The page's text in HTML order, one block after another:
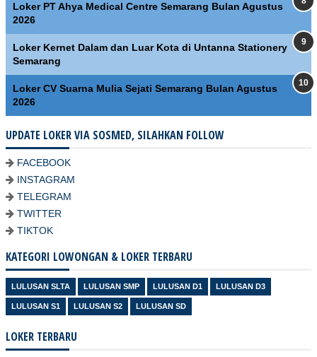
Loker PT Ahya Medical Centre Semarang Bulan Agustus
2026
Loker Kernet Dalam dan Luar Kota di Untanna Stationery
Semarang
Loker CV Suarna Mulia Sejati Semarang Bulan Agustus
2026
UPDATE LOKER VIA SOSMED, SILAHKAN FOLLOW
FACEBOOK
INSTAGRAM
TELEGRAM
TWITTER
TIKTOK
KATEGORI LOWONGAN & LOKER TERBARU
LULUSAN SLTA LULUSAN SMP LULUSAN D1 LULUSAN D3
LULUSAN S1 LULUSAN S2 LULUSAN SD
LOKER TERBARU